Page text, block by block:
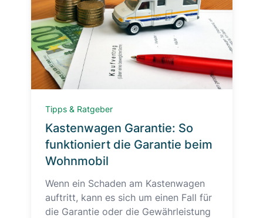
Tipps & Ratgeber
Kastenwagen Garantie: So
funktioniert die Garantie beim
Wohnmobil
Wenn ein Schaden am Kastenwagen
auftritt, kann es sich um einen Fall für
die Garantie oder die Gewährleistung